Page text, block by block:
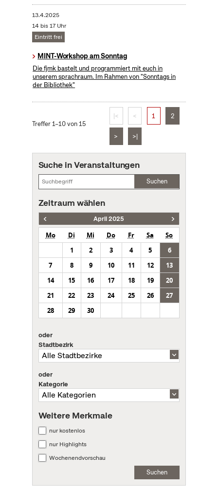
13.4.2025
14 bis 17 Uhr
Eintritt frei
MINT-Workshop am Sonntag
Die fjmk bastelt und programmiert mit euch in
unserem sprachraum. Im Rahmen von "Sonntags in
der Bibliothek"
Treffer 1–10 von 15
|< < 1 2
> >|
Suche in Veranstaltungen
Suchen
Zeitraum wählen
April 2025
Mo Di Mi Do Fr Sa
So
1
2 3 4 5
6
7
8 9 10 11 12
13
14
15 16 17 18 19
20
21
22 23 24 25 26
27
28
29 30
oder
Stadtbezirk
oder
Kategorie
Weitere Merkmale
nur kostenlos
nur Highlights
Wochenendvorschau
Suchen